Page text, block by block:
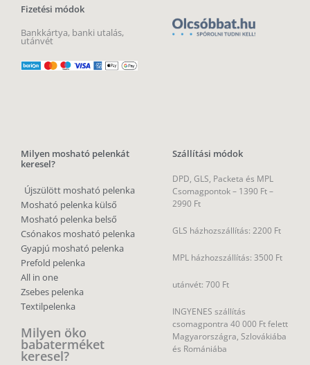
Fizetési módok
Bankkártya, banki utalás,
utánvét
Milyen mosható pelenkát
keresel?
Újszülött mosható pelenka
Mosható pelenka külső
Mosható pelenka belső
Csónakos mosható pelenka
Gyapjú mosható pelenka
Prefold pelenka
All in one
Zsebes pelenka
Textilpelenka
Milyen öko
babaterméket
keresel?
Szállítási módok
DPD, GLS, Packeta és MPL
Csomagpontok – 1390 Ft –
2990 Ft
GLS házhozszállítás: 2200 Ft
MPL házhozszállítás: 3500 Ft
utánvét: 700 Ft
INGYENES szállítás
csomagpontra 40 000 Ft felett
Magyarországra, Szlovákiába
és Romániába